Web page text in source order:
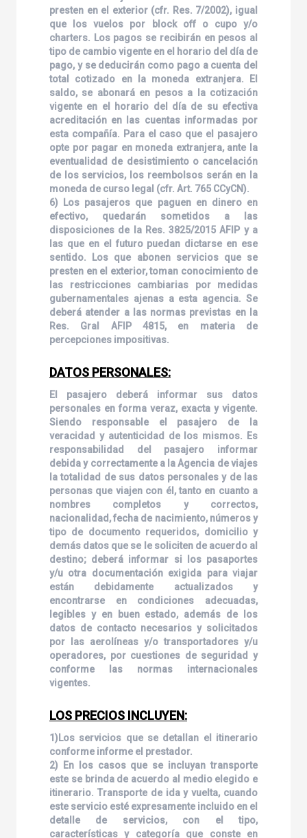
presten en el exterior (cfr. Res. 7/2002), igual
que los vuelos por block off o cupo y/o
charters. Los pagos se recibirán en pesos al
tipo de cambio vigente en el horario del día de
pago, y se deducirán como pago a cuenta del
total cotizado en la moneda extranjera. El
saldo, se abonará en pesos a la cotización
vigente en el horario del día de su efectiva
acreditación en las cuentas informadas por
esta compañía. Para el caso que el pasajero
opte por pagar en moneda extranjera, ante la
eventualidad de desistimiento o cancelación
de los servicios, los reembolsos serán en la
moneda de curso legal (cfr. Art. 765 CCyCN).
6) Los pasajeros que paguen en dinero en
efectivo, quedarán sometidos a las
disposiciones de la Res. 3825/2015 AFIP y a
las que en el futuro puedan dictarse en ese
sentido. Los que abonen servicios que se
presten en el exterior, toman conocimiento de
las restricciones cambiarias por medidas
gubernamentales ajenas a esta agencia. Se
deberá atender a las normas previstas en la
Res. Gral AFIP 4815, en materia de
percepciones impositivas.
DATOS PERSONALES:
El pasajero deberá informar sus datos
personales en forma veraz, exacta y vigente.
Siendo responsable el pasajero de la
veracidad y autenticidad de los mismos. Es
responsabilidad del pasajero informar
debida y correctamente a la Agencia de viajes
la totalidad de sus datos personales y de las
personas que viajen con él, tanto en cuanto a
nombres completos y correctos,
nacionalidad, fecha de nacimiento, números y
tipo de documento requeridos, domicilio y
demás datos que se le soliciten de acuerdo al
destino; deberá informar si los pasaportes
y/u otra documentación exigida para viajar
están debidamente actualizados y
encontrarse en condiciones adecuadas,
legibles y en buen estado, además de los
datos de contacto necesarios y solicitados
por las aerolíneas y/o transportadores y/u
operadores, por cuestiones de seguridad y
conforme las normas internacionales
vigentes.
LOS PRECIOS INCLUYEN:
1)Los servicios que se detallan el itinerario
conforme informe el prestador.
2) En los casos que se incluyan transporte
este se brinda de acuerdo al medio elegido e
itinerario. Transporte de ida y vuelta, cuando
este servicio esté expresamente incluido en el
detalle de servicios, con el tipo,
características y categoría que conste en